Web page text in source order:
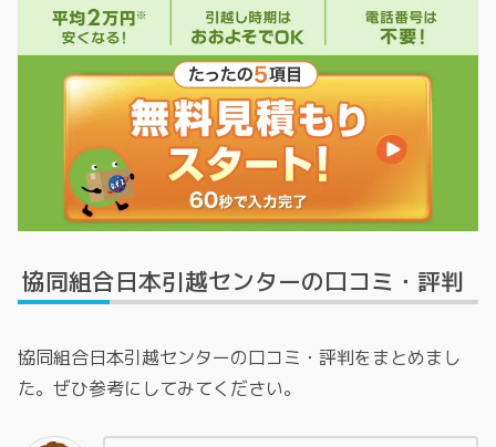
協同組合日本引越センターの口コミ・評判
協同組合日本引越センターの口コミ・評判をまとめまし
た。ぜひ参考にしてみてください。